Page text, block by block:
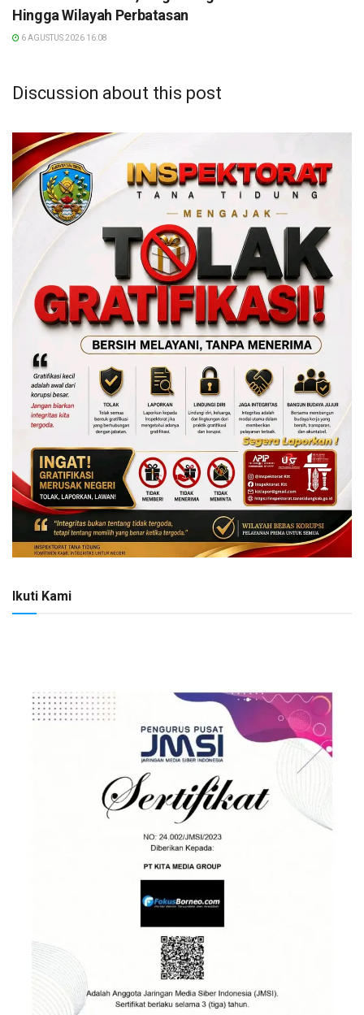
Hingga Wilayah Perbatasan
6 AGUSTUS 2026 16:08
Discussion about this post
Ikuti Kami